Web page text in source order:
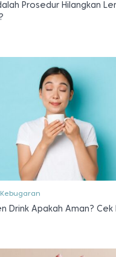
Prosedur Hilangkan
Drink Apakah Aman? Cek